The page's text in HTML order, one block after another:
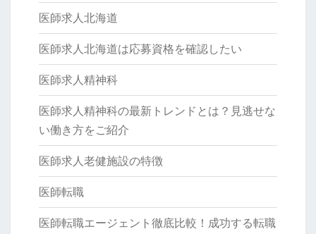
医師求人北海道
医師求人北海道は応募資格を確認したい
医師求人精神科
医師求人精神科の最新トレンドとは？見逃せな
い働き方をご紹介
医師求人老健施設の特徴
医師転職
医師転職エージェント徹底比較！成功する転職